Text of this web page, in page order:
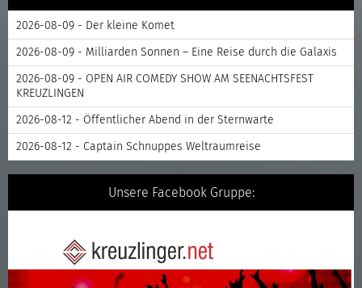
2026-08-09 - Der kleine Komet
2026-08-09 - Milliarden Sonnen – Eine Reise durch die Galaxis
2026-08-09 - OPEN AIR COMEDY SHOW AM SEENACHTSFEST
KREUZLINGEN
2026-08-12 - Öffentlicher Abend in der Sternwarte
2026-08-12 - Captain Schnuppes Weltraumreise
Unsere Facebook Gruppe: